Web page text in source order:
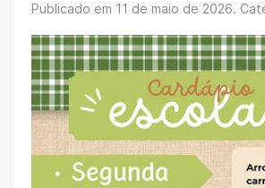
Publicado em 11 de maio de 2026.